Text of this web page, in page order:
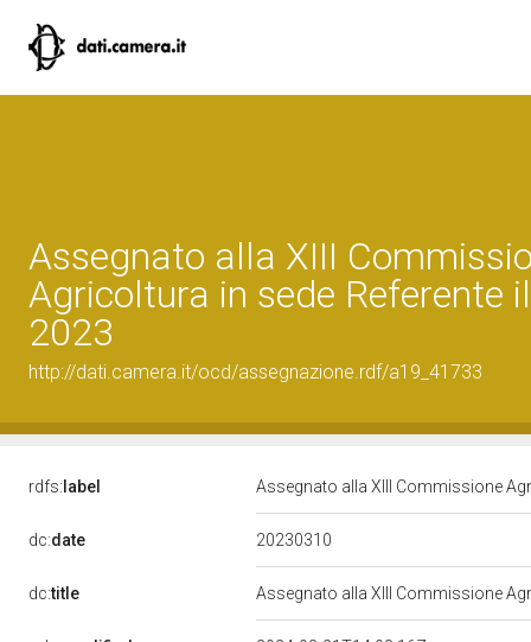
Assegnato alla XIII
Agricoltura in sede Referente
2023
http://dati.camera.it/ocd/assegnazione.rdf/a19_41733
rdfs: label Assegnato alla XIII Commissione
dc:date 20230310
dc:title Assegnato alla XIII Commissione